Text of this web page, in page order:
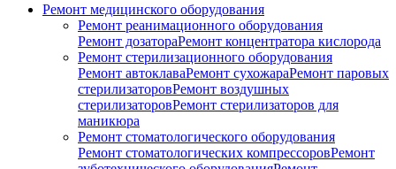
Ремонт медицинского оборудования
Ремонт реанимационного оборудования
Ремонт дозатораРемонт концентратора кислорода
Ремонт стерилизационного оборудования
Ремонт автоклаваРемонт сухожараРемонт паровых
стерилизаторовРемонт воздушных
стерилизаторовРемонт стерилизаторов для
маникюра
Ремонт стоматологического оборудования
Ремонт стоматологических компрессоровРемонт